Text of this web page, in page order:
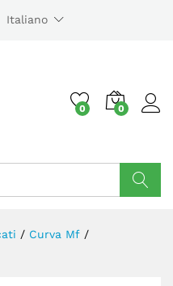
Italiano
0 0
/ Curva Mf /